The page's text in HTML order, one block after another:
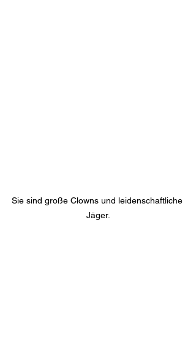
Sie sind große Clowns und leidenschaftliche
Jäger.